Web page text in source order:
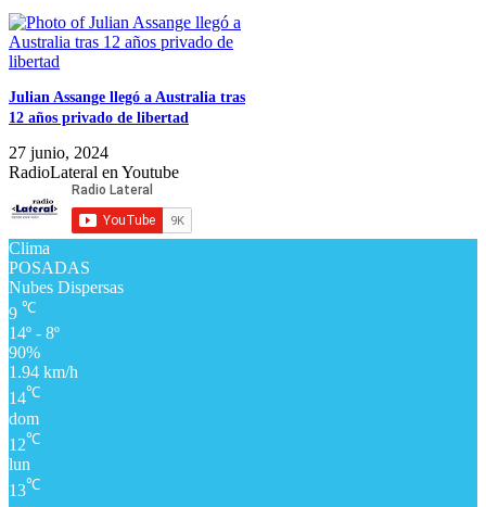
Julian Assange llegó a Australia tras
12 años privado de libertad
27 junio, 2024
RadioLateral en Youtube
Clima
POSADAS
Nubes Dispersas
9 ℃
14º - 8º
90%
1.94 km/h
14℃
dom
12℃
lun
13℃